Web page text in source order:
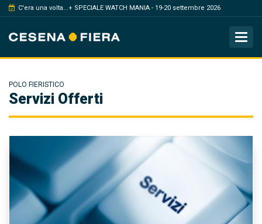
C'era una volta...+ SPECIALE WATCH MANIA - 19-20 settembre 2026
POLO FIERISTICO
Servizi Offerti